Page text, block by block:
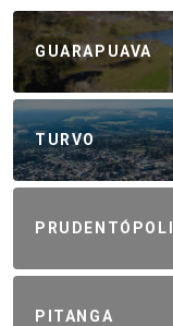
GUARAPUAVA
TURVO
PITANGA